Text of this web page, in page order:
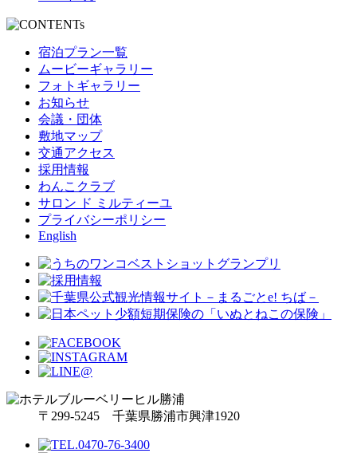
宿泊プラン一覧
ムービーギャラリー
フォトギャラリー
お知らせ
会議・団体
敷地マップ
交通アクセス
採用情報
わんこクラブ
サロン ド ミルティーユ
プライバシーポリシー
English
〒299-5245 千葉県勝浦市興津1920